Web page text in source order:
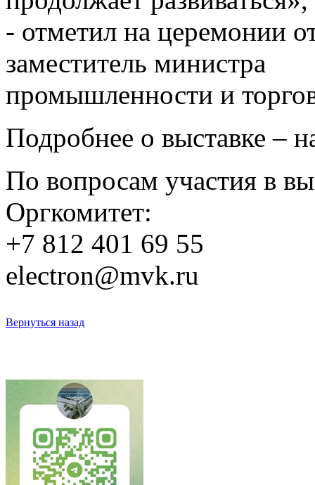
- отметил на церемонии
заместитель министра
промышленности и
Подробнее о выставке –
По вопросам участия в
Оргкомитет:
+7 812 401 69 55
electron@mvk.ru
Вернуться назад